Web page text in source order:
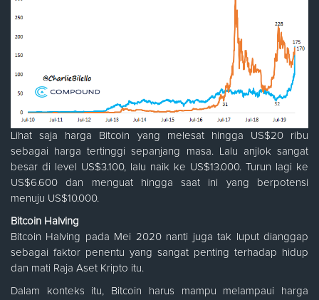
Lihat saja harga Bitcoin yang melesat hingga US$20 ribu
sebagai harga tertinggi sepanjang masa. Lalu anjlok sangat
besar di level US$3.100, lalu naik ke US$13.000. Turun lagi ke
US$6.600 dan menguat hingga saat ini yang berpotensi
menuju US$10.000.
Bitcoin Halving
Bitcoin Halving pada Mei 2020 nanti juga tak luput dianggap
sebagai faktor penentu yang sangat penting terhadap hidup
dan mati Raja Aset Kripto itu.
Dalam konteks itu, Bitcoin harus mampu melampaui harga